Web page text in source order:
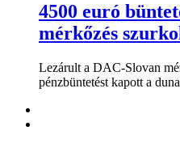
4500 euró
mérkőzés
Lezárult a DAC-Slovan
pénzbüntetést kapott a